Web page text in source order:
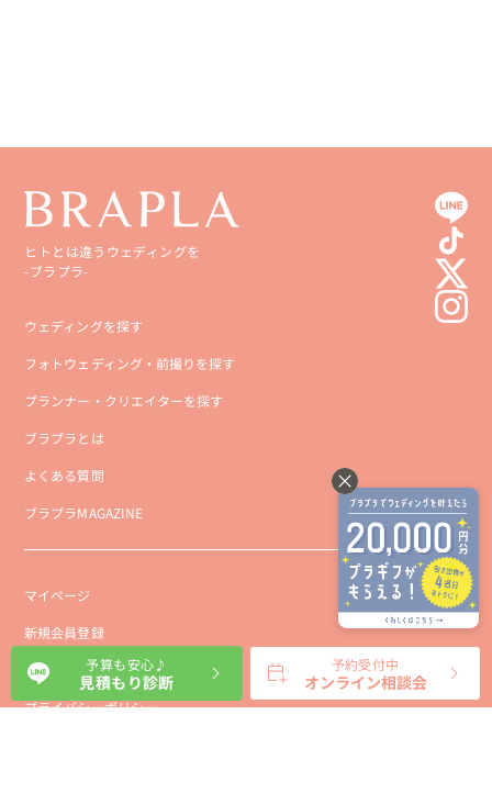
ヒトとは違うウェディングを
-ブラプラ-
ウェディングを探す
フォトウェディング・前撮りを探す
プランナー・クリエイターを探す
ブラプラとは
よくある質問
ブラプラMAGAZINE
マイページ
新規会員登録
会社概要
プライバシーポリシー
予算も安心♪
見積もり診断
予約受付中
オンライン相談会